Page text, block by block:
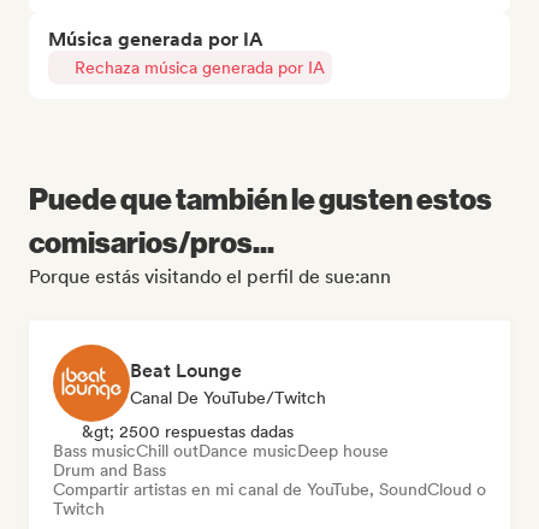
Música generada por IA
Rechaza música generada por IA
Puede que también le gusten estos
comisarios/pros...
Porque estás visitando el perfil de sue:ann
Beat Lounge
Canal De YouTube/Twitch
&gt; 2500 respuestas dadas
Bass musicChill outDance musicDeep house
Drum and Bass
Compartir artistas en mi canal de YouTube, SoundCloud o
Twitch